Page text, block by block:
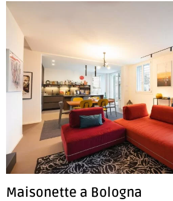
Maisonette a Bologna